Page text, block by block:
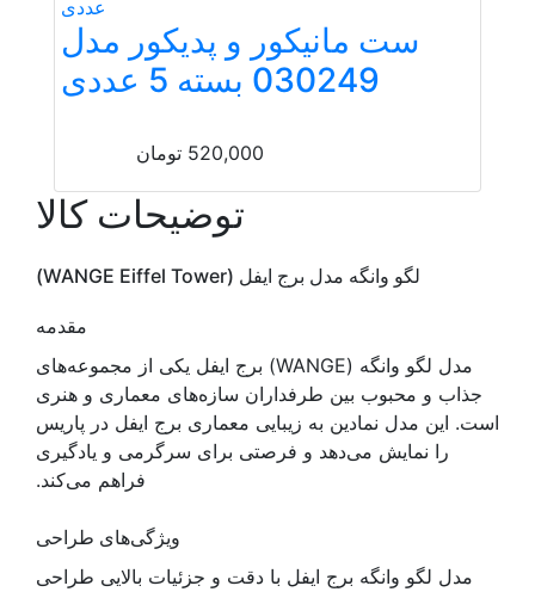
ست مانیکور و پدیکور مدل
030249 بسته 5 عددی
520,000 تومان
توضیحات کالا
لگو وانگه مدل برج ایفل (WANGE Eiffel Tower)
مقدمه
مدل لگو وانگه (WANGE) برج ایفل یکی از مجموعه‌های
جذاب و محبوب بین طرفداران سازه‌های معماری و هنری
است. این مدل نمادین به زیبایی معماری برج ایفل در پاریس
را نمایش می‌دهد و فرصتی برای سرگرمی و یادگیری
فراهم می‌کند.
ویژگی‌های طراحی
مدل لگو وانگه برج ایفل با دقت و جزئیات بالایی طراحی